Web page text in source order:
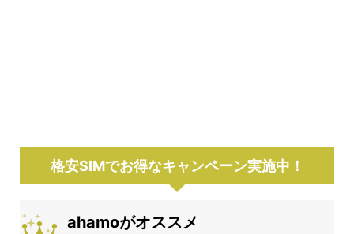
格安SIMでお得なキャンペーン実施中！
ahamoがオススメ